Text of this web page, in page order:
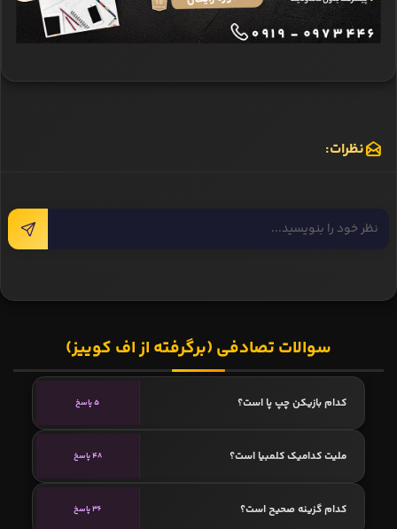
نظرات:
سوالات تصادفی (برگرفته از اف کوییز)
کدام بازیکن چپ پا است؟ 5 پاسخ
ملیت کدامیک کلمبیا است؟ 48 پاسخ
کدام گزینه صحیح است؟ 36 پاسخ